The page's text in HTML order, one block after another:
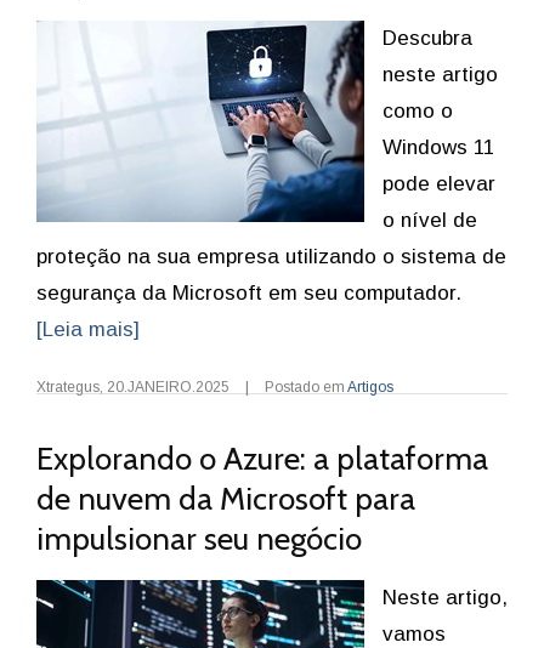
Descubra
neste artigo
como o
Windows 11
pode elevar
o nível de
proteção na sua empresa utilizando o sistema de
segurança da Microsoft em seu computador.
[Leia mais]
Xtrategus, 20.JANEIRO.2025 Postado em Artigos
Explorando o Azure: a plataforma
de nuvem da Microsoft para
impulsionar seu negócio
Neste artigo,
vamos